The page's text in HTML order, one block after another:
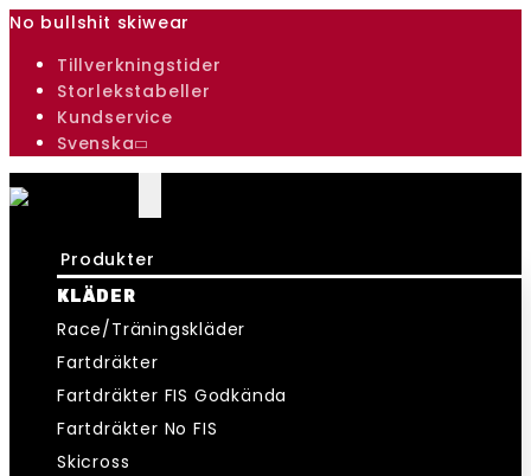
No bullshit skiwear
Tillverkningstider
Storlekstabeller
Kundservice
Svenska
Produkter
KLÄDER
Race/Träningskläder
Fartdräkter
Fartdräkter FIS Godkända
Fartdräkter No FIS
Skicross